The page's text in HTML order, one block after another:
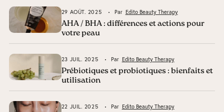
29 AOÛT. 2025 Par Edito Beauty Therapy
AHA / BHA : différences et actions pour
votre peau
23 JUIL. 2025 Par Edito Beauty Therapy
Prébiotiques et probiotiques : bienfaits et
utilisation
22 JUIL. 2025 Par Edito Beauty Therapy